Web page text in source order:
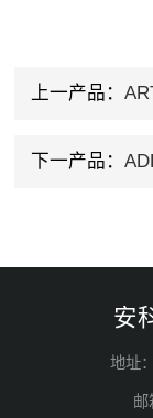
上一产品：
下一产品：
安
地址
邮